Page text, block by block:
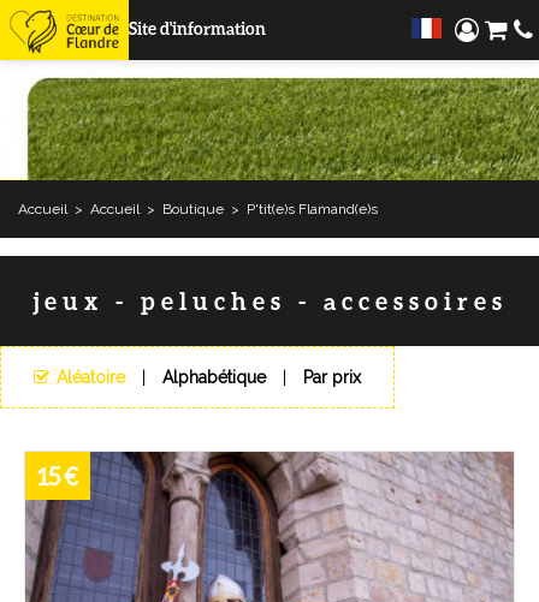
Site d'information
Accueil > Accueil > Boutique > P'tit(e)s Flamand(e)s
jeux - peluches - accessoires
Aléatoire Alphabétique Par prix
15 €